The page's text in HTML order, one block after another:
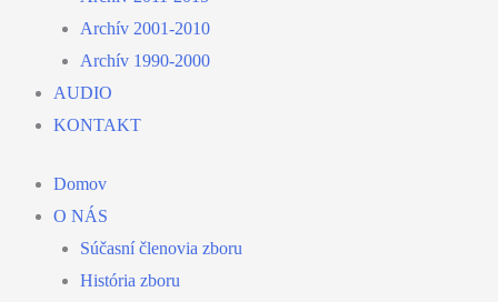
Archív 2001-2010
Archív 1990-2000
AUDIO
KONTAKT
Domov
O NÁS
Súčasní členovia zboru
História zboru